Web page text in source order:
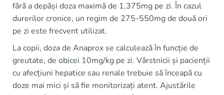
fără a depăși doza maximă de 1,375mg pe zi. În cazul
durerilor cronice, un regim de 275-550mg de două ori
pe zi este frecvent utilizat.
La copii, doza de Anaprox se calculează în funcție de
greutate, de obicei 10mg/kg pe zi. Vârstnicii și pacienții
cu afecțiuni hepatice sau renale trebuie să înceapă cu
doze mai mici și să fie monitorizați atent. Ajustările